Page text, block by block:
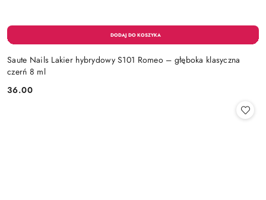
Saute Nails Lakier hybrydowy S101 Romeo – głęboka klasyczna
czerń 8 ml
Cena:
36.00